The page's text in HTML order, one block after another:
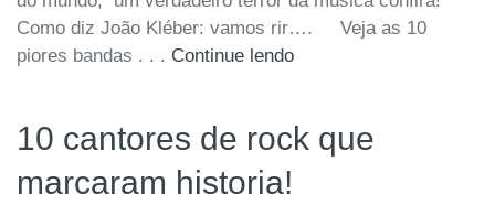
Como diz João Kléber: vamos rir…. Veja as 10
piores bandas . . . Continue lendo
10 cantores de rock que
marcaram historia!